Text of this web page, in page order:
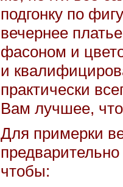
подгонку по
вечернее
фасоном и
и
практически
Вам лучшее,
Для примерки
чтобы: